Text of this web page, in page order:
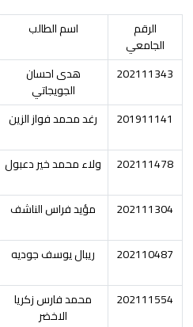
الرقم
الجامعي
اسم الطالب
202111343
هدى احسان
الجويجاتي
201911141
رغد محمد فواز الزين
202111478
ولاء محمد خير دعبول
202111304
مؤيد فراس الناشف
202110487
ريبال يوسف جوديه
202111554
محمد فارس زكريا
الاخضر